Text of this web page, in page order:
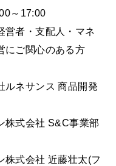
～17:00
営者・支配人・マネ
にご関心のある方
ルネサンス 商品開発
株式会社 S&C事業部
株式会社 近藤壮太(フ